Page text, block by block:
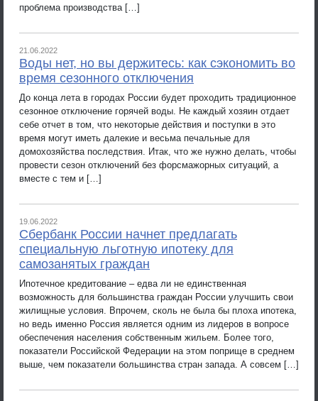
проблема производства […]
21.06.2022
Воды нет, но вы держитесь: как сэкономить во
время сезонного отключения
До конца лета в городах России будет проходить традиционное
сезонное отключение горячей воды. Не каждый хозяин отдает
себе отчет в том, что некоторые действия и поступки в это
время могут иметь далекие и весьма печальные для
домохозяйства последствия. Итак, что же нужно делать, чтобы
провести сезон отключений без форсмажорных ситуаций, а
вместе с тем и […]
19.06.2022
Сбербанк России начнет предлагать
специальную льготную ипотеку для
самозанятых граждан
Ипотечное кредитование – едва ли не единственная
возможность для большинства граждан России улучшить свои
жилищные условия. Впрочем, сколь не была бы плоха ипотека,
но ведь именно Россия является одним из лидеров в вопросе
обеспечения населения собственным жильем. Более того,
показатели Российской Федерации на этом поприще в среднем
выше, чем показатели большинства стран запада. А совсем […]